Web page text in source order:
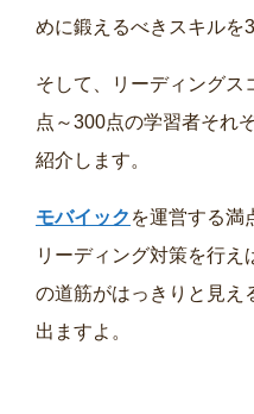
めに鍛えるべきスキルを
そして、リーディングス
点～300点の学習者それ
紹介します。
モバイック を運営する満
リーディング対策を行
の道筋がはっきりと見え
出ますよ。